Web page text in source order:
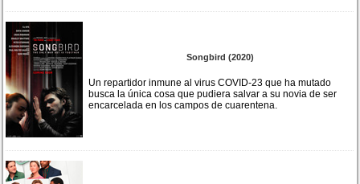
Songbird (2020)
Un repartidor inmune al virus COVID-23 que ha mutado
busca la única cosa que pudiera salvar a su novia de ser
encarcelada en los campos de cuarentena.